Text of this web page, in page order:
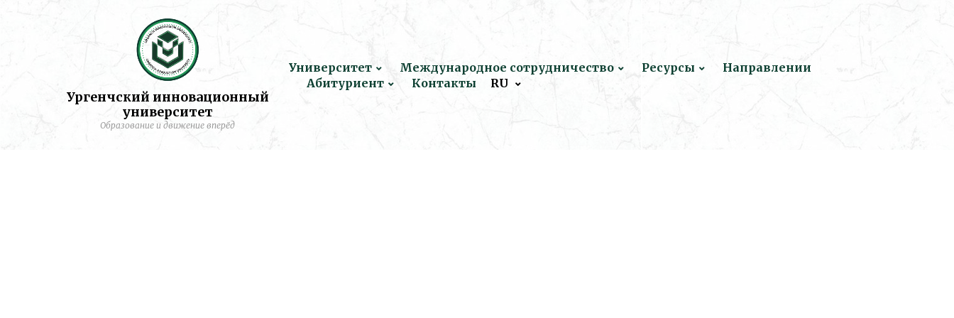
Ургенчский инновационный
университет
Образование и движение вперёд
Университет Международное сотрудничество Ресурсы
Направлении
Абитуриент
Контакты RU